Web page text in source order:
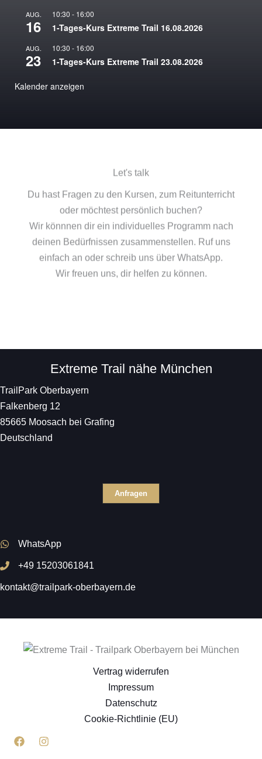
AUG.
16
10:30 - 16:00
1-Tages-Kurs Extreme Trail 16.08.2026
AUG.
23
10:30 - 16:00
1-Tages-Kurs Extreme Trail 23.08.2026
Kalender anzeigen
Let's talk
Du hast Fragen zu den Kursen, zum Reitunterricht
oder möchtest persönlich buchen?
Wir könnnen dir ein individuelles Programm nach
deinen Bedürfnissen zusammenstellen. Ruf uns
einfach an oder schreib uns über WhatsApp.
Wir freuen uns, dir helfen zu können.
Extreme Trail nähe München
TrailPark Oberbayern
Falkenberg 12
85665 Moosach bei Grafing
Deutschland
Anfragen
WhatsApp
+49 15203061841
kontakt@trailpark-oberbayern.de
Vertrag widerrufen
Impressum
Datenschutz
Cookie-Richtlinie (EU)